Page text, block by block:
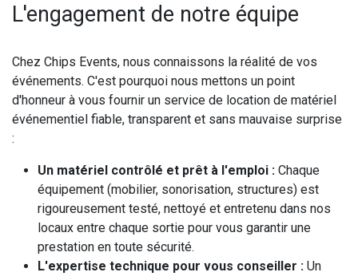
L'engagement de notre équipe
Chez Chips Events, nous connaissons la réalité de vos
événements. C'est pourquoi nous mettons un point
d'honneur à vous fournir un service de location de matériel
événementiel fiable, transparent et sans mauvaise surprise
:
Un matériel contrôlé et prêt à l'emploi : Chaque
équipement (mobilier, sonorisation, structures) est
rigoureusement testé, nettoyé et entretenu dans nos
locaux entre chaque sortie pour vous garantir une
prestation en toute sécurité.
L'expertise technique pour vous conseiller : Un